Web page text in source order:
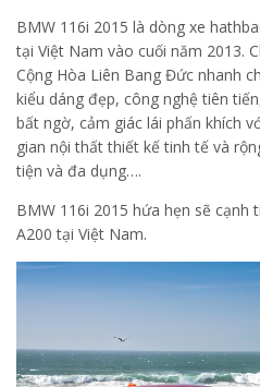
BMW 116i 2015 là dòng xe
tại Việt Nam vào cuối năm 2013.
Cộng Hòa Liên Bang Đức nhanh
kiểu dáng đẹp, công nghệ tiên
bất ngờ, cảm giác lái phấn khích
gian nội thất thiết kế tinh tế và
tiện và đa dụng….
BMW 116i 2015 hứa hẹn sẽ cạnh
A200 tại Việt Nam.